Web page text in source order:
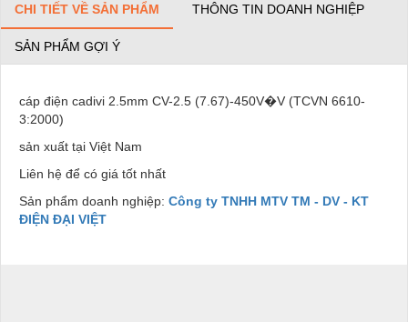
CHI TIẾT VỀ SẢN PHẨM THÔNG TIN DOANH NGHIỆP
SẢN PHẨM GỢI Ý
cáp điện cadivi 2.5mm CV-2.5 (7.67)-450V�V (TCVN 6610-
3:2000)
sản xuất tại Việt Nam
Liên hệ để có giá tốt nhất
Sản phẩm doanh nghiệp: Công ty TNHH MTV TM - DV - KT
ĐIỆN ĐẠI VIỆT